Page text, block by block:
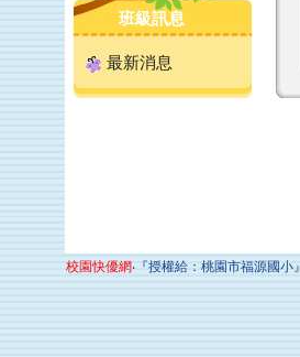
班級訊息
最新消息
校園快優網‧『授權給：桃園市福源國小』